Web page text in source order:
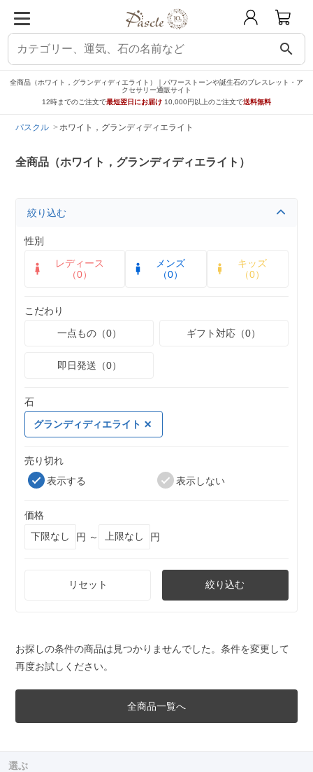
search
全商品（ホワイト，グランディディエライト）｜パワーストーンや誕生石のブレスレット・ア
クセサリー通販サイト
12時までのご注文で最短翌日にお届け 10,000円以上のご注文で送料無料
パスクル ホワイト，グランディディエライト
全商品（ホワイト，グランディディエライト）
絞り込む
性別
レディース
（0）
メンズ
（0）
キッズ
（0）
こだわり
一点もの（0）
ギフト対応（0）
即日発送（0）
石
グランディディエライト
売り切れ
表示する
表示しない
価格
円 ～
円
リセット 絞り込む
お探しの条件の商品は見つかりませんでした。条件を変更して
再度お試しください。
全商品一覧へ
選ぶ